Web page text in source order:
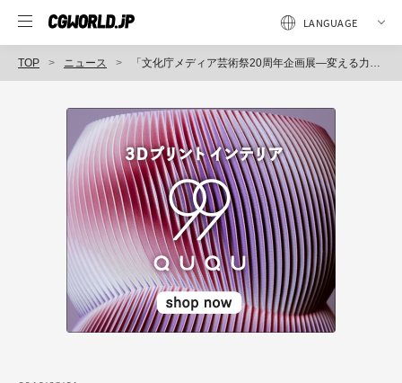
TOP ニュース 「文化庁メディア芸術祭20周年企画展―変える力」開催